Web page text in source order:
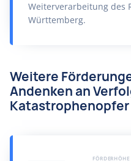
Weiterverarbeitung des
Württemberg.
Weitere
Andenken an
Katastrophenopfer
FÖRDERHÖHE